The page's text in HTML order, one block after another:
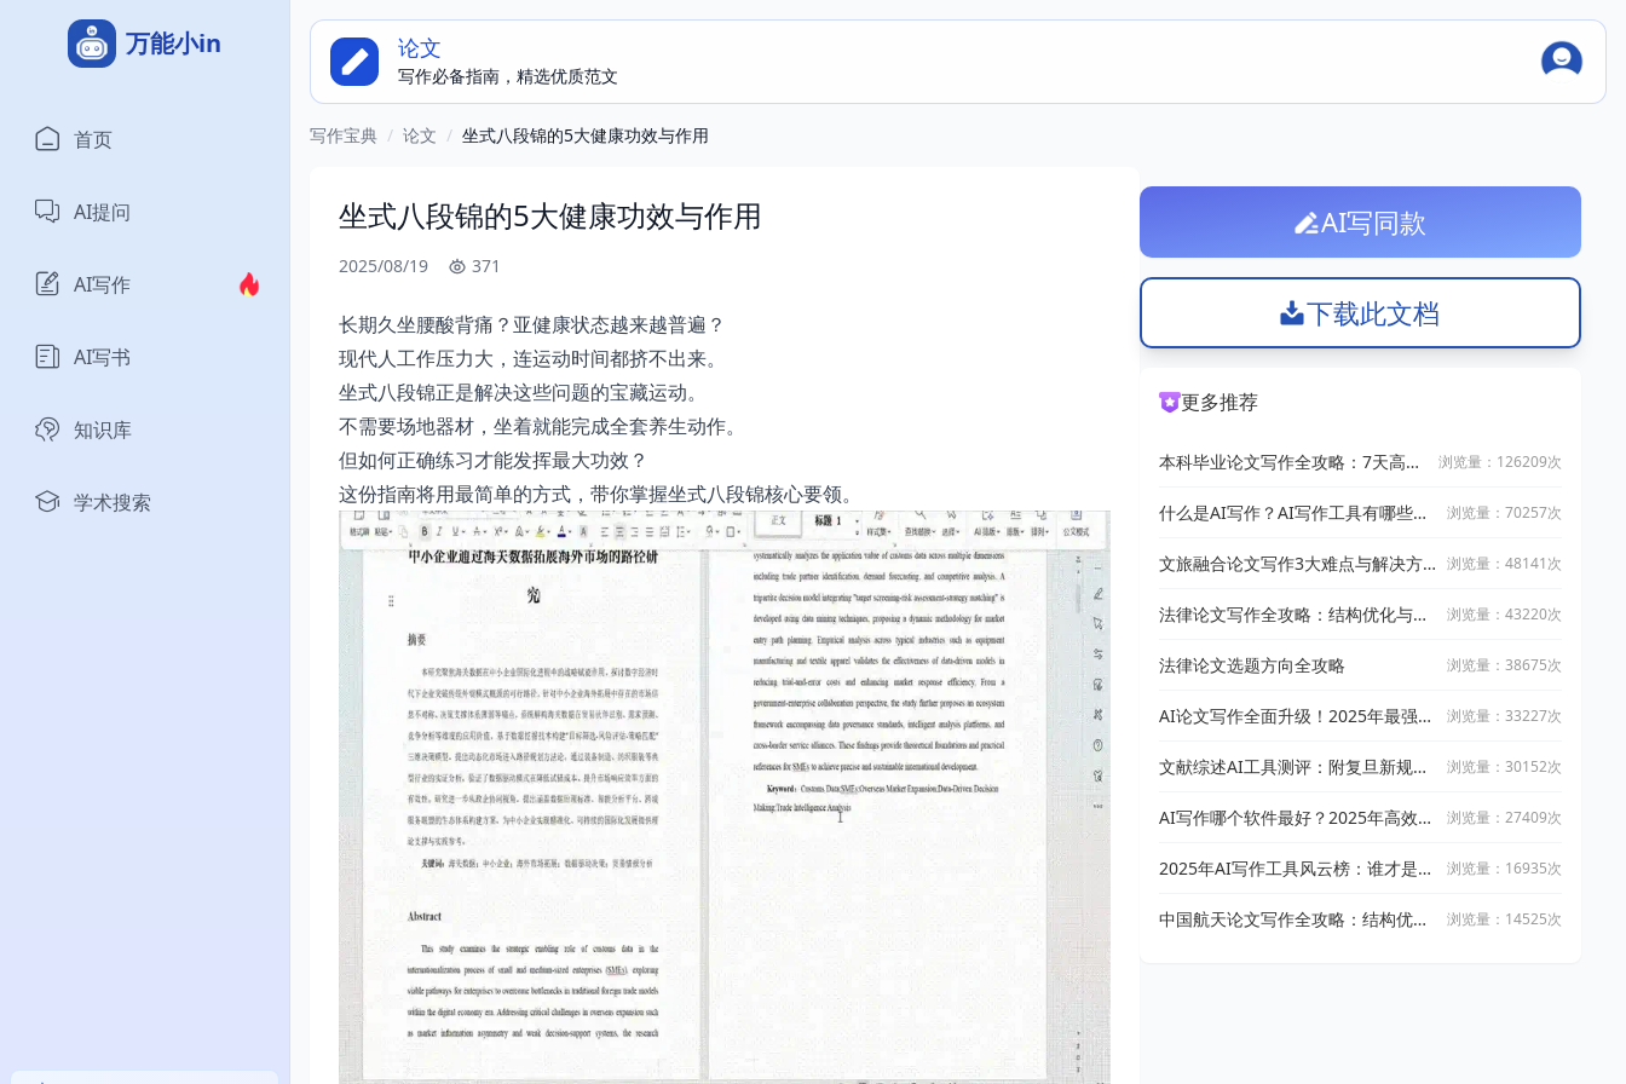
万能小in
首页
AI提问
AI写作
AI写书
知识库
学术搜索
论文
写作必备指南，精选优质范文
写作宝典 / 论文 / 坐式八段锦的5大健康功效与作用
坐式八段锦的5大健康功效与作用
2025/08/19 371
长期久坐腰酸背痛？亚健康状态越来越普遍？
现代人工作压力大，连运动时间都挤不出来。
坐式八段锦正是解决这些问题的宝藏运动。
不需要场地器材，坐着就能完成全套养生动作。
但如何正确练习才能发挥最大功效？
这份指南将用最简单的方式，带你掌握坐式八段锦核心要领。
AI写同款
下载此文档
更多推荐
本科毕业论文写作全攻略：7天高效
浏览量：126209次
什么是AI写作？AI写作工具有哪些？
浏览量：70257次
文旅融合论文写作3大难点与解决方
浏览量：48141次
法律论文写作全攻略：结构优化与文
浏览量：43220次
法律论文选题方向全攻略 浏览量：38675次
AI论文写作全面升级！2025年最强写
稿
浏览量：33227次
文献综述AI工具测评：附复旦新规下
浏览量：30152次
AI写作哪个软件最好？2025年高效智
浏览量：27409次
2025年AI写作工具风云榜：谁才是真
浏览量：16935次
中国航天论文写作全攻略：结构优化
浏览量：14525次